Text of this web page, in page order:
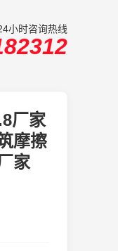
小时咨询热线
厂家
摩擦
家